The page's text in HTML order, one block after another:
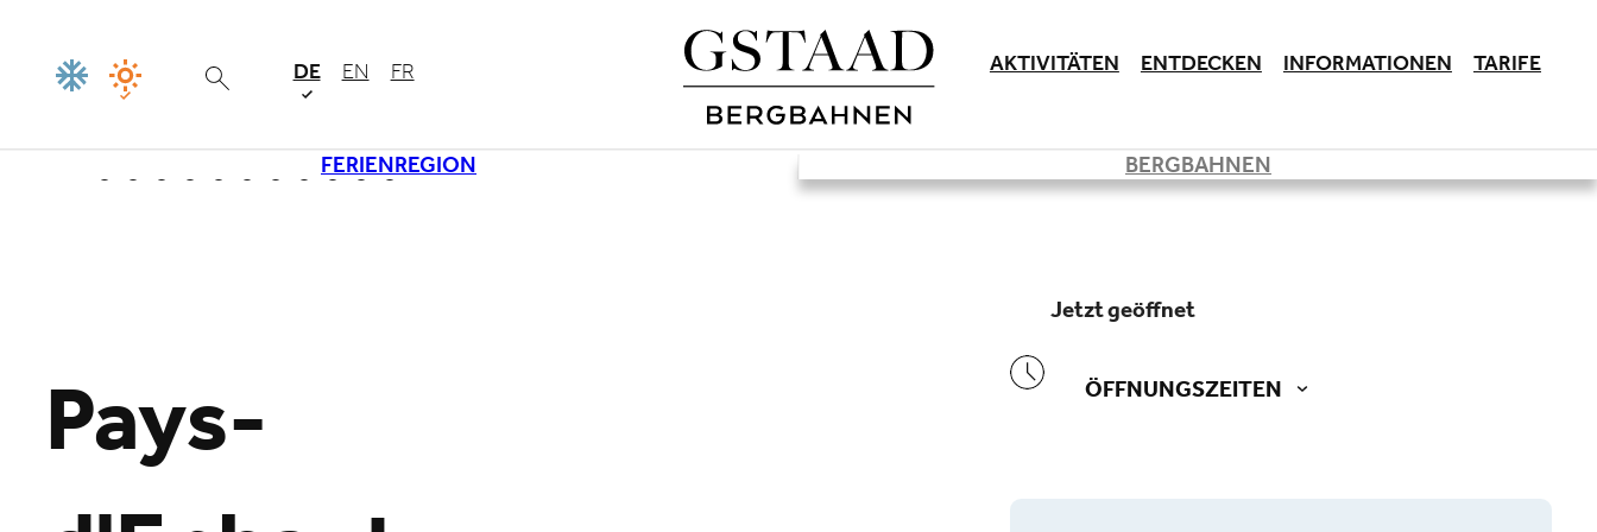
DE EN FR AKTIVITÄTEN ENTDECKEN INFORMATIONEN TARIFE
FERIENREGION BERGBAHNEN
Pays-
jetzt geöffnet
ÖFFNUNGSZEITEN